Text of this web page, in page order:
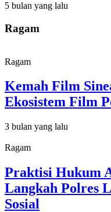
5 bulan yang lalu
Ragam
Ragam
Kemah Film
Ekosistem Film
3 bulan yang lalu
Ragam
Praktisi Hukum
Langkah Polres
Sosial